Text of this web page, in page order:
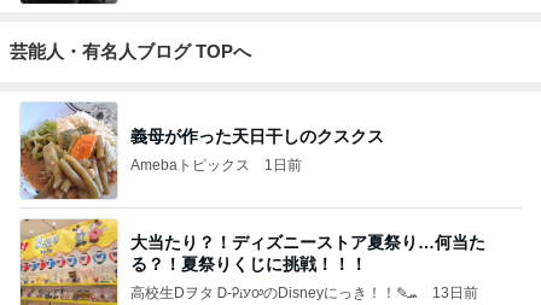
芸能人・有名人ブログ TOPへ
義母が作った天日干しのクスクス
Amebaトピックス 1日前
大当たり？！ディズニーストア夏祭り…何当た
る？！夏祭りくじに挑戦！！！
高校生Dヲタ Ꭰ-ᎮꭵꭹꭴのDisneyにっき！！✎ܚ 13日前